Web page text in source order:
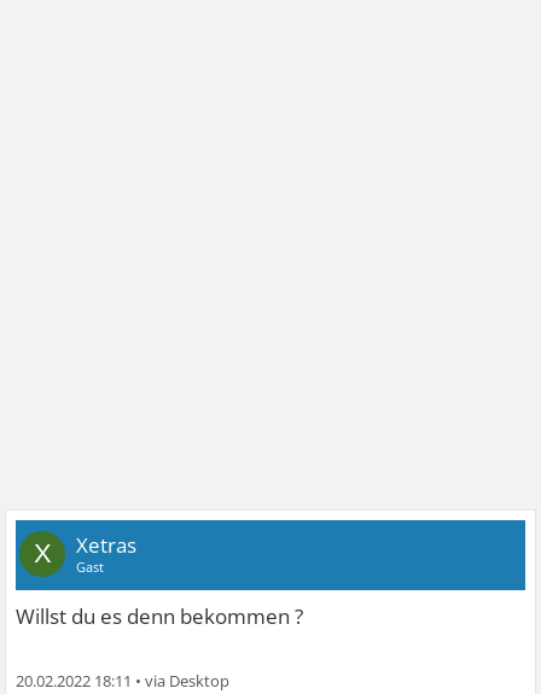
X Xetras
Gast
Willst du es denn bekommen ?
20.02.2022 18:11 •